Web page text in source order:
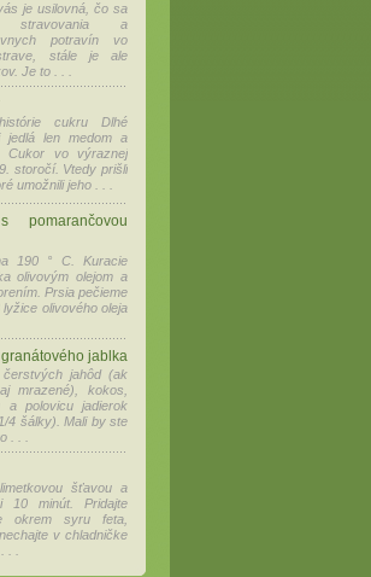
je usilovná, čo sa
stravovania a
potravín vo
stále je ale
Je to . . .
cukru Dlhé
jedlá len medom a
Cukor vo výraznej
storočí. Vtedy prišli
umožnili jeho . . .
pomarančovou
190 ° C. Kuracie
olivovým olejom a
Prsia pečieme
olivového oleja
jablka
jahôd (ak
mrazené), kokos,
a polovicu jadierok
4 šálky). Mali by ste
. . .
šťavou a
10 minút. Pridajte
okrem syru feta,
v chladničke
.